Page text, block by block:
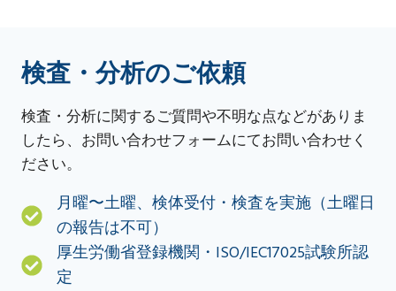
検査・分析のご依頼
検査・分析に関するご質問や不明な点などがありま
したら、お問い合わせフォームにてお問い合わせく
ださい。
月曜〜土曜、検体受付・検査を実施（土曜日
の報告は不可）
厚生労働省登録機関・ISO/IEC17025試験所認
定